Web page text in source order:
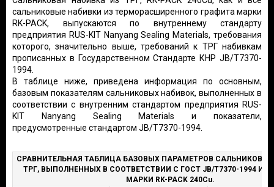
сальниковые набивки из терморасширенного графита марки
RK-PACK, выпускаются по внутреннему стандарту
предприятия RUS-KIT Nanyang Sealing Materials, требования
которого, значительно выше, требований к ТРГ набивкам
прописанных в Государственном Стандарте КНР JB/T7370-
1994.
В таблице ниже, приведена информация по основным,
базовым показателям сальниковых набивок, выполненных в
соответствии с внутренним стандартом предприятия RUS-
KIT Nanyang Sealing Materials и показатели,
предусмотренные стандартом JB/T7370-1994.
СРАВНИТЕЛЬНАЯ ТАБЛИЦА БАЗОВЫХ ПАРАМЕТРОВ
ТРГ, ВЫПОЛНЕННЫХ В СООТВЕТСТВИИ С ГОСТ JB/T7370-1994 И
МАРКИ RK-PACK 240Cu.